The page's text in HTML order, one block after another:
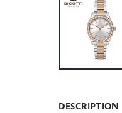
DESCRIPTION